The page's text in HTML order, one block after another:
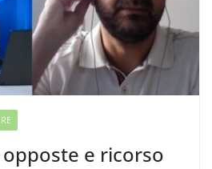
e ricorso